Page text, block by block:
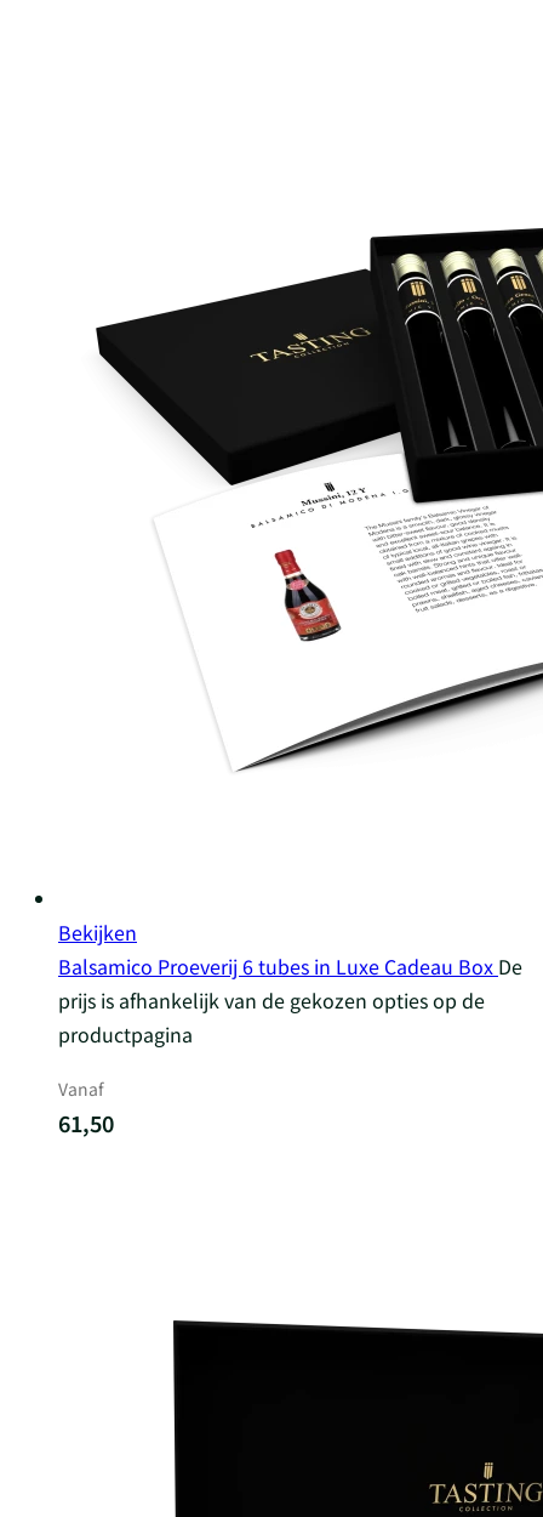
Bekijken
Balsamico Proeverij 6 tubes in Luxe Cadeau Box De
prijs is afhankelijk van de gekozen opties op de
productpagina
Vanaf
61,50